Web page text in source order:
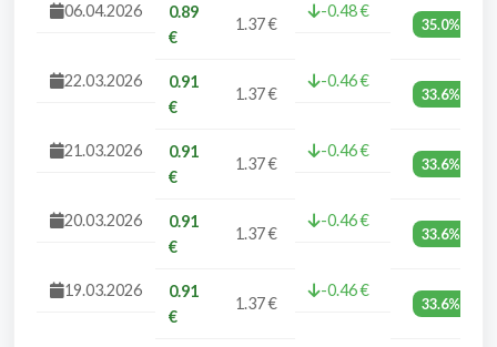
06.04.2026
0.89
€
1.37 €
-0.48 €
35.0%
22.03.2026
0.91
€
1.37 €
-0.46 €
33.6%
21.03.2026
0.91
€
1.37 €
-0.46 €
33.6%
20.03.2026
0.91
€
1.37 €
-0.46 €
33.6%
19.03.2026
0.91
€
1.37 €
-0.46 €
33.6%